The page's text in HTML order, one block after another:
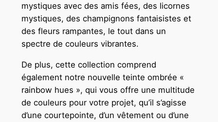
mystiques avec des amis fées, des licornes
mystiques, des champignons fantaisistes et
des fleurs rampantes, le tout dans un
spectre de couleurs vibrantes.
De plus, cette collection comprend
également notre nouvelle teinte ombrée «
rainbow hues », qui vous offre une multitude
de couleurs pour votre projet, qu’il s’agisse
d’une courtepointe, d’un vêtement ou d’une